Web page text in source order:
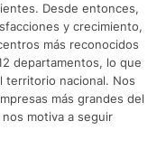
Desde entonces,
y crecimiento,
más reconocidos
departamentos, lo que
territorio nacional. Nos
más grandes del
motiva a seguir